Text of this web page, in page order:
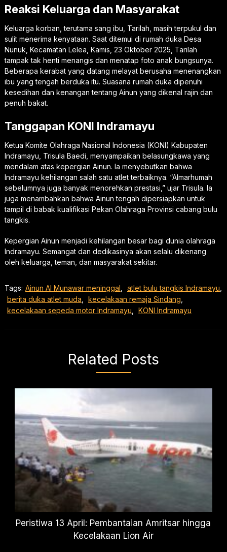
Reaksi Keluarga dan Masyarakat
Keluarga korban, terutama sang ibu, Tarilah, masih terpukul dan
sulit menerima kenyataan. Saat ditemui di rumah duka Desa
Nunuk, Kecamatan Lelea, Kamis, 23 Oktober 2025, Tarilah
tampak tak henti menangis dan menatap foto anak bungsunya.
Beberapa kerabat yang datang melayat berusaha menenangkan
ibu yang tengah berduka itu. Suasana rumah duka dipenuhi
kesedihan dan kenangan tentang Ainun yang dikenal rajin dan
penuh bakat.
Tanggapan KONI Indramayu
Ketua Komite Olahraga Nasional Indonesia (KONI) Kabupaten
Indramayu, Trisula Baedi, menyampaikan belasungkawa yang
mendalam atas kepergian Ainun. Ia menyebutkan bahwa
Indramayu kehilangan salah satu atlet terbaiknya. “Almarhumah
sebelumnya juga banyak menorehkan prestasi,” ujar Trisula. Ia
juga menambahkan bahwa Ainun tengah dipersiapkan untuk
tampil di babak kualifikasi Pekan Olahraga Provinsi cabang bulu
tangkis.
Kepergian Ainun menjadi kehilangan besar bagi dunia olahraga
Indramayu. Semangat dan dedikasinya akan selalu dikenang
oleh keluarga, teman, dan masyarakat sekitar.
Tags: Ainun Al Munawar meninggal atlet bulu tangkis Indramayu
berita duka atlet muda
kecelakaan remaja Sindang
kecelakaan sepeda motor Indramayu
KONI Indramayu
Related Posts
Peristiwa 13 April: Pembantaian Amritsar hingga
Kecelakaan Lion Air